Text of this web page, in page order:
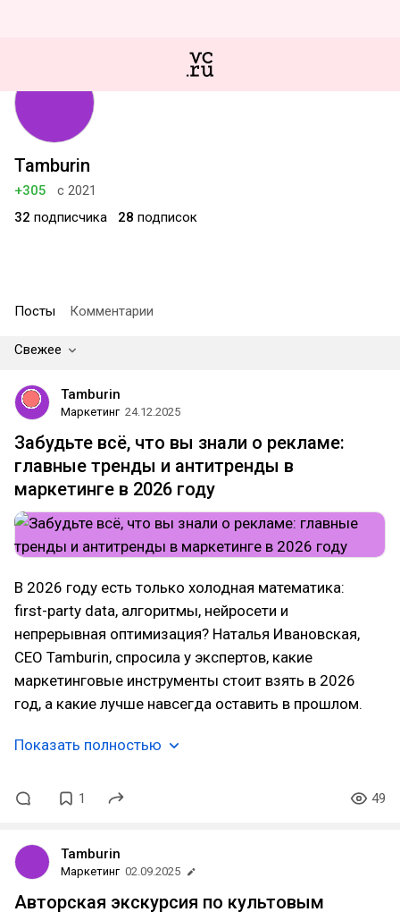
Tamburin
+305
с 2021
32 подписчика 28 подписок
Посты Комментарии
Свежее
Tamburin
Маркетинг 24.12.2025
Забудьте всё, что вы знали о рекламе:
главные тренды и антитренды в
маркетинге в 2026 году
В 2026 году есть только холодная математика:
first-party data, алгоритмы, нейросети и
непрерывная оптимизация? Наталья Ивановская,
CEO Tamburin, спросила у экспертов, какие
маркетинговые инструменты стоит взять в 2026
год, а какие лучше навсегда оставить в прошлом.
Показать полностью
1 49
Tamburin
Маркетинг 02.09.2025
Авторская экскурсия по культовым